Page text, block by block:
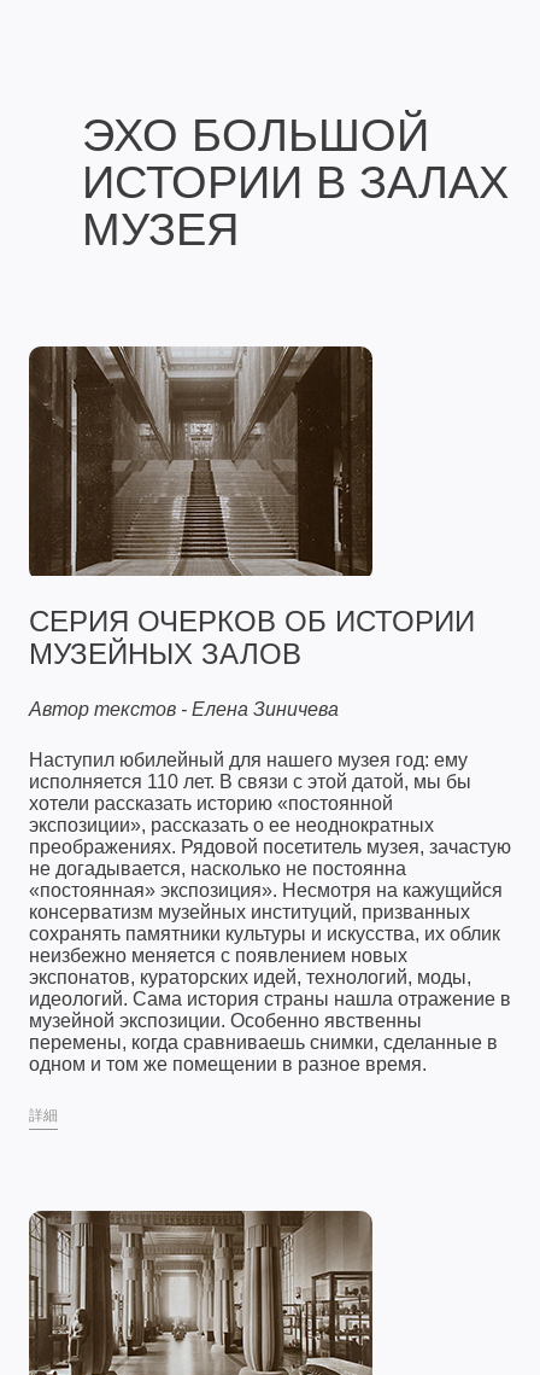
ЭХО БОЛЬШОЙ
ИСТОРИИ В ЗАЛАХ
МУЗЕЯ
СЕРИЯ ОЧЕРКОВ ОБ ИСТОРИИ
МУЗЕЙНЫХ ЗАЛОВ
Автор текстов - Елена Зиничева
Наступил юбилейный для нашего музея год: ему
исполняется 110 лет. В связи с этой датой, мы бы
хотели рассказать историю «постоянной
экспозиции», рассказать о ее неоднократных
преображениях. Рядовой посетитель музея, зачастую
не догадывается, насколько не постоянна
«постоянная» экспозиция». Несмотря на кажущийся
консерватизм музейных институций, призванных
сохранять памятники культуры и искусства, их облик
неизбежно меняется с появлением новых
экспонатов, кураторских идей, технологий, моды,
идеологий. Сама история страны нашла отражение в
музейной экспозиции. Особенно явственны
перемены, когда сравниваешь снимки, сделанные в
одном и том же помещении в разное время.
詳細